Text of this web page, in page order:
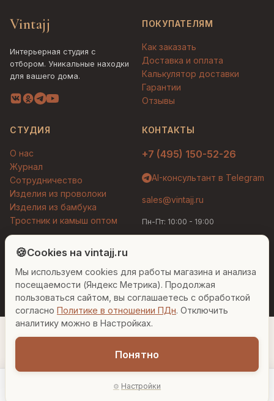
− 1
Vintajj
Интерьерная студия с
отбором. Уникальные находки
для вашего дома.
ПОКУПАТЕЛЯМ
Как заказать
Доставка и оплата
Калькулятор доставки
Гарантии
Отзывы
СТУДИЯ
О нас
Журнал
Сотрудничество
Изделия из проволоки
Изделия из бамбука
Тростник и камыш оптом
КОНТАКТЫ
+7 (495) 150-52-26
AI-консультант в Telegram
sales@vintajj.ru
Пн-Пт: 10:00 - 19:00
© 2026 Vintajj. Все права защищены.
Договор оферты
Политика конфиденциальности
Согласие на обработку ПДн
Настройки cookies
🍪Cookies на vintajj.ru
Мы используем cookies для работы магазина и анализа
посещаемости (Яндекс Метрика). Продолжая
пользоваться сайтом, вы соглашаетесь с обработкой
согласно Политике в отношении ПДн. Отключить
аналитику можно в Настройках.
Понятно
Настройки
Людмила
Привет! Я Людмила, ваш персональный
консультант по декору. Чем могу помочь?
Вазы для гостиной Подарок до 5000₽ Сочетание металлов